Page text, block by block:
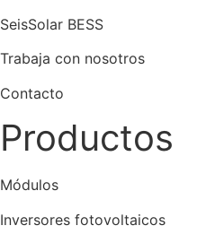
SeisSolar BESS
Trabaja con nosotros
Contacto
Productos
Módulos
Inversores fotovoltaicos